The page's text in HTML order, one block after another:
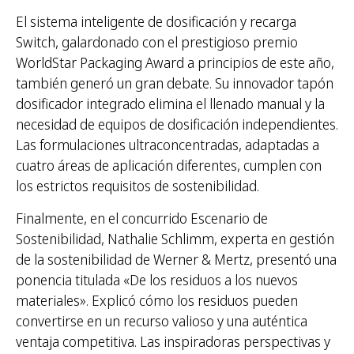
El sistema inteligente de dosificación y recarga
Switch, galardonado con el prestigioso premio
WorldStar Packaging Award a principios de este año,
también generó un gran debate. Su innovador tapón
dosificador integrado elimina el llenado manual y la
necesidad de equipos de dosificación independientes.
Las formulaciones ultraconcentradas, adaptadas a
cuatro áreas de aplicación diferentes, cumplen con
los estrictos requisitos de sostenibilidad.
Finalmente, en el concurrido Escenario de
Sostenibilidad, Nathalie Schlimm, experta en gestión
de la sostenibilidad de Werner & Mertz, presentó una
ponencia titulada «De los residuos a los nuevos
materiales». Explicó cómo los residuos pueden
convertirse en un recurso valioso y una auténtica
ventaja competitiva. Las inspiradoras perspectivas y